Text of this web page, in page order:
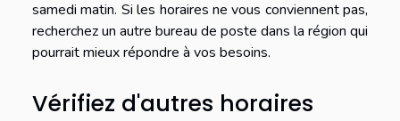
samedi matin. Si les horaires ne vous conviennent pas,
recherchez un autre bureau de poste dans la région qui
pourrait mieux répondre à vos besoins.
Vérifiez d'autres horaires